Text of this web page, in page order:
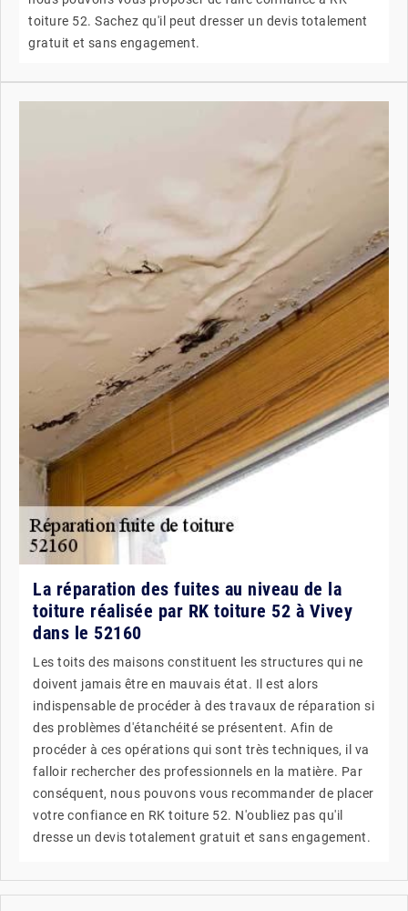
toiture 52. Sachez qu'il peut dresser un devis totalement
gratuit et sans engagement.
La réparation des fuites au niveau de la
toiture réalisée par RK toiture 52 à Vivey
dans le 52160
Les toits des maisons constituent les structures qui ne
doivent jamais être en mauvais état. Il est alors
indispensable de procéder à des travaux de réparation si
des problèmes d'étanchéité se présentent. Afin de
procéder à ces opérations qui sont très techniques, il va
falloir rechercher des professionnels en la matière. Par
conséquent, nous pouvons vous recommander de placer
votre confiance en RK toiture 52. N'oubliez pas qu'il
dresse un devis totalement gratuit et sans engagement.